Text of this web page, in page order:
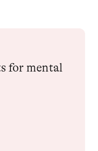
for mental